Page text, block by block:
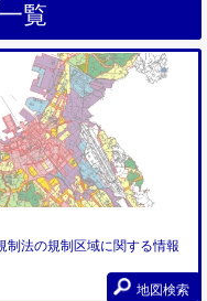
覧
制法の規制区域に関する情報
地図検索